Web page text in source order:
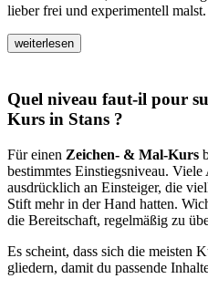
lieber frei und experimentell malst.
weiterlesen
Quel niveau faut-il pour
Kurs in Stans ?
Für einen Zeichen- & Mal-Kurs
bestimmtes Einstiegsniveau.
ausdrücklich an Einsteiger, die
Stift mehr in der Hand hatten.
die Bereitschaft, regelmäßig zu
Es scheint, dass sich die meisten
gliedern, damit du passende